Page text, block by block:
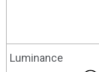
Luminance